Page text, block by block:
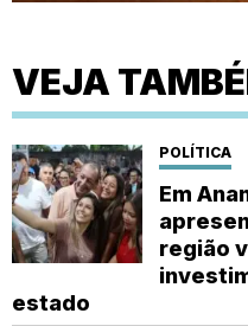
VEJA
POLÍTICA
Em
região
estado